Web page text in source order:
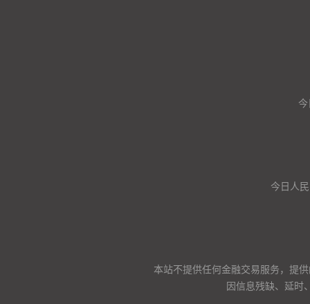
今日人
本站不提供任何金融交易服务，提
因信息残缺、延时